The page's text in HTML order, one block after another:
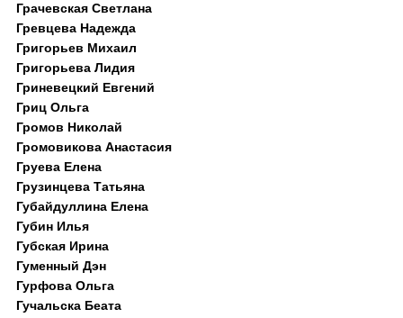
Грачевская Светлана
Гревцева Надежда
Григорьев Михаил
Григорьева Лидия
Гриневецкий Евгений
Гриц Ольга
Громов Николай
Громовикова Анастасия
Груева Елена
Грузинцева Татьяна
Губайдуллина Елена
Губин Илья
Губская Ирина
Гуменный Дэн
Гурфова Ольга
Гучальска Беата